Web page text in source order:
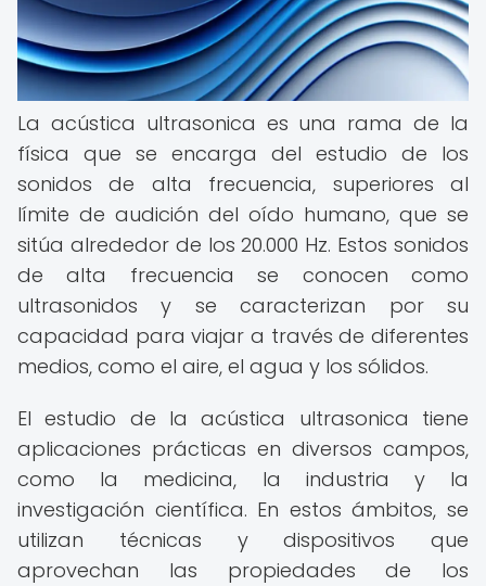
La acústica ultrasonica es una rama de la
física que se encarga del estudio de los
sonidos de alta frecuencia, superiores al
límite de audición del oído humano, que se
sitúa alrededor de los 20.000 Hz. Estos sonidos
de alta frecuencia se conocen como
ultrasonidos y se caracterizan por su
capacidad para viajar a través de diferentes
medios, como el aire, el agua y los sólidos.
El estudio de la acústica ultrasonica tiene
aplicaciones prácticas en diversos campos,
como la medicina, la industria y la
investigación científica. En estos ámbitos, se
utilizan técnicas y dispositivos que
aprovechan las propiedades de los